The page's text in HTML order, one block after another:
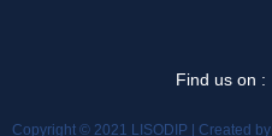
Copyright © 2021 LISODIP | Created by
Find us on :